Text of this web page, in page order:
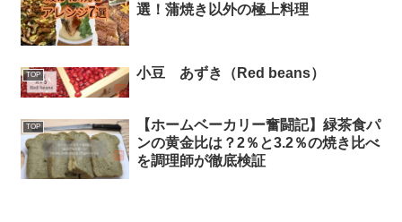
選！蒲焼き以外の極上料理
TOP 小豆 あずき（Red beans）
TOP
【ホームベーカリー奮闘記】緑茶食パ
ンの黄金比は？2％と3.2％の焼き比べ
を調理師が徹底検証